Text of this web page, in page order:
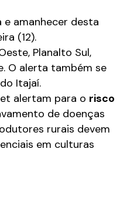
amanhecer desta
(12).
Planalto Sul,
O alerta também se
Itajaí.
alertam para o risco
de doenças
rurais devem
em culturas